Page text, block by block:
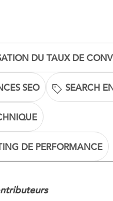
DU TAUX DE
SEO SEARCH
DE PERFORMANCE